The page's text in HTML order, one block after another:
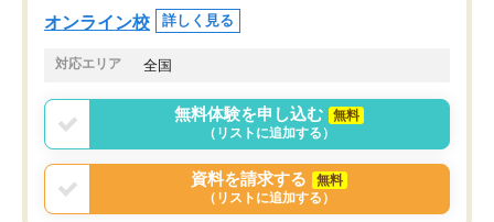
オンライン校 詳しく見る
対応エリア 全国
無料体験を申し込む
無料
（リストに追加する）
資料を請求する
無料
（リストに追加する）